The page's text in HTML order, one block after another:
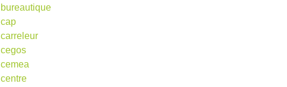
bureautique
cap
carreleur
cegos
cemea
centre